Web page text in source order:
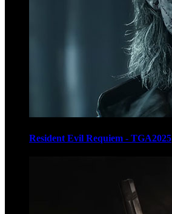
Resident Evil Requiem - TGA2025